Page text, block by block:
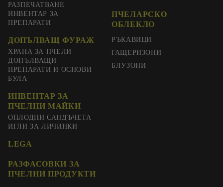
РАЗПЕЧАТВАНЕ
ИНВЕНТАР ЗА
ПРЕПАРАТИ
ДОПЪЛВАЩ ФУРАЖ
ХРАНА ЗА ПЧЕЛИ
ДОПЪЛВАЩИ
ПРЕПАРАТИ И ОСНОВИ
ПЧЕЛАРСКО
ОБЛЕКЛО
РЪКАВИЦИ
ГАЩЕРИЗОНИ
БЛУЗОНИ
БУЛА
ИНВЕНТАР ЗА
ПЧЕЛНИ МАЙКИ
ОПЛОДНИ САНДЪЧЕТА
ИГЛИ ЗА ЛИЧИНКИ
LEGA
РАЗФАСОВКИ ЗА
ПЧЕЛНИ ПРОДУКТИ